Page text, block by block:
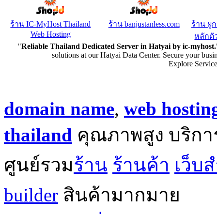
ร้าน IC-MyHost Thailand
Web Hosting
ร้าน banjustanless.com
ร้าน ผู
หลักตั
"Reliable Thailand Dedicated Server in Hatyai by ic-myhost.
solutions at our Hatyai Data Center. Secure your
Explore
domain name, web
thailand คุณภาพสูง บริกา
ศูนย์รวมร้าน ร้านค้า เว็บ
builder สินค้ามากมาย